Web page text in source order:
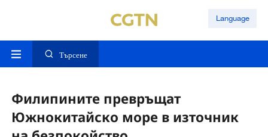
Language
Търсене
Филипините превръщат
Южнокитайско море в източник